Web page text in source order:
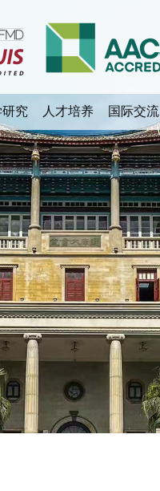
究 人才培养 国际交流